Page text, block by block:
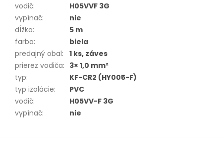
vodič:
H05VVF 3G
vypínač:
nie
dĺžka:
5 m
farba:
biela
predajný obal:
1 ks, záves
prierez vodiča: 3× 1,0 mm²
typ:
KF-CR2 (HY005-F)
typ izolácie:
PVC
vodič:
H05VV-F 3G
vypínač: nie
Z